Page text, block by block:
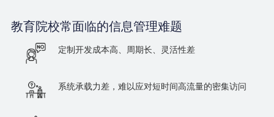
教育院校常面临的信息管理难题
定制开发成本高、周期长、灵活性差
系统承载力差，难以应对短时间高流量的密集访问